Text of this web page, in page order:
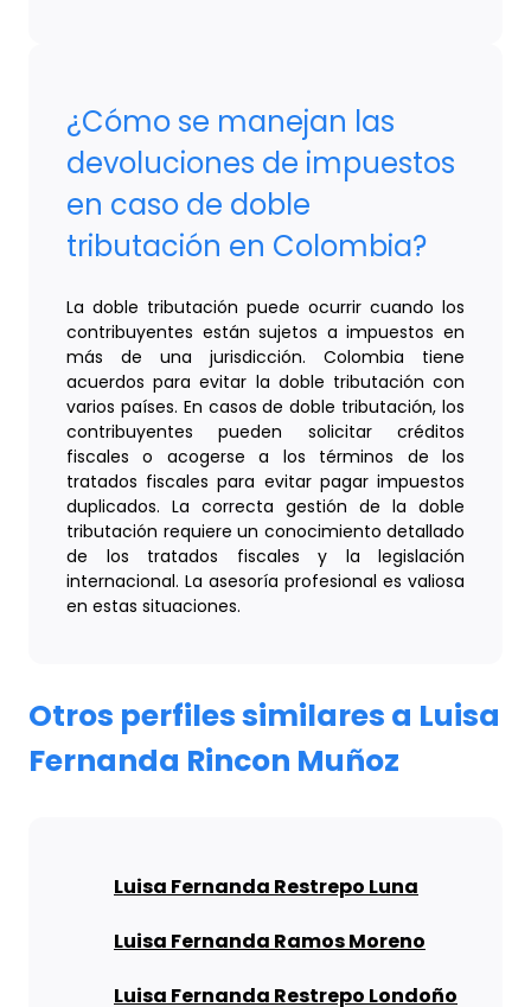
¿Cómo se manejan las
devoluciones de impuestos
en caso de doble
tributación en Colombia?
La doble tributación puede ocurrir cuando los
contribuyentes están sujetos a impuestos en
más de una jurisdicción. Colombia tiene
acuerdos para evitar la doble tributación con
varios países. En casos de doble tributación, los
contribuyentes pueden solicitar créditos
fiscales o acogerse a los términos de los
tratados fiscales para evitar pagar impuestos
duplicados. La correcta gestión de la doble
tributación requiere un conocimiento detallado
de los tratados fiscales y la legislación
internacional. La asesoría profesional es valiosa
en estas situaciones.
Otros perfiles similares a Luisa
Fernanda Rincon Muñoz
Luisa Fernanda Restrepo Luna
Luisa Fernanda Ramos Moreno
Luisa Fernanda Restrepo Londoño